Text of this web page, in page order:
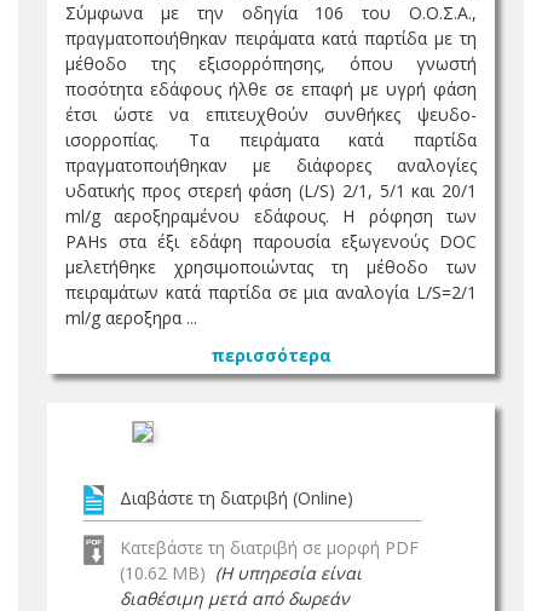
Σύμφωνα με την οδηγία 106 του Ο.Ο.Σ.Α.,
πραγματοποιήθηκαν πειράματα κατά παρτίδα με τη
μέθοδο της εξισορρόπησης, όπου γνωστή
ποσότητα εδάφους ήλθε σε επαφή με υγρή φάση
έτσι ώστε να επιτευχθούν συνθήκες ψευδο-
ισορροπίας. Τα πειράματα κατά παρτίδα
πραγματοποιήθηκαν με διάφορες αναλογίες
υδατικής προς στερεή φάση (L/S) 2/1, 5/1 και 20/1
ml/g αεροξηραμένου εδάφους. Η ρόφηση των
PAHs στα έξι εδάφη παρουσία εξωγενούς DOC
μελετήθηκε χρησιμοποιώντας τη μέθοδο των
πειραμάτων κατά παρτίδα σε μια αναλογία L/S=2/1
ml/g αεροξηρα ...
περισσότερα
Διαβάστε τη διατριβή (Online)
Κατεβάστε τη διατριβή σε μορφή PDF
(10.62 MB) (Η υπηρεσία είναι
διαθέσιμη μετά από δωρεάν